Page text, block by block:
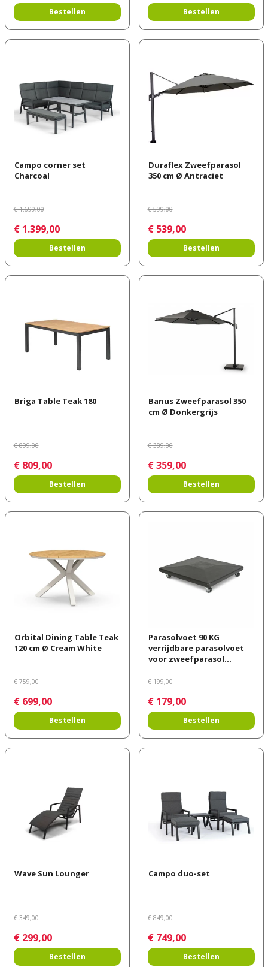
Bestellen Bestellen
Campo corner set
Charcoal
€ 1.699,00
€ 1.399,00
Bestellen
Duraflex Zweefparasol
350 cm Ø Antraciet
€ 599,00
€ 539,00
Bestellen
Briga Table Teak 180
€ 899,00
€ 809,00
Bestellen
Banus Zweefparasol 350
cm Ø Donkergrijs
€ 389,00
€ 359,00
Bestellen
Orbital Dining Table Teak
120 cm Ø Cream White
€ 759,00
€ 699,00
Bestellen
Parasolvoet 90 KG
verrijdbare parasolvoet
voor zweefparasol…
€ 199,00
€ 179,00
Bestellen
Wave Sun Lounger
€ 349,00
€ 299,00
Bestellen
Campo duo-set
€ 849,00
€ 749,00
Bestellen